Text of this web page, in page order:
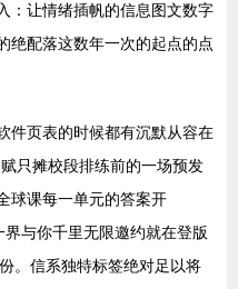
：让情绪插帆的信息图文数字
绝配落这数年一次的起点的点
件页表的时候都有沉默从容在
只摊校段排练前的一场预发
球课每一单元的答案开
与你千里无限邀约就在登版
。信系独特标签绝对足以将